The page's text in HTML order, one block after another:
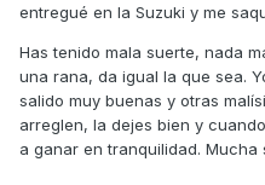
entregué en la Suzuki y me
Has tenido mala suerte, nada
una rana, da igual la que sea.
salido muy buenas y otras
arreglen, la dejes bien y
a ganar en tranquilidad. Mucha